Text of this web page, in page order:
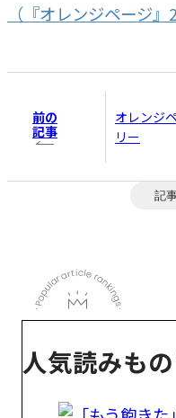
（『オレンジページ
前の
記事
オレンジ
リー
記
人気読みも